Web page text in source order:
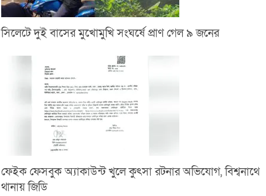
সিলেটে দুই বাসের মুখোমুখি সংঘর্ষে প্রাণ গেল ৯ জনের
ফেইক ফেসবুক অ্যাকাউন্ট খুলে কুৎসা রটনার অভিযোগ, বিশ্বনাথে
থানায় জিডি